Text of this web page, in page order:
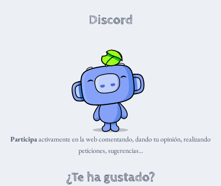
Discord
Participaactivamente en la web comentando, dando tu opinión, realizando
peticiones, sugerencias...
¿Te ha gustado?